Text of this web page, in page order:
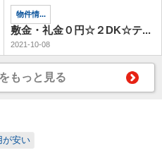
物件情...
敷金・礼金０円☆２DK☆テ...
2021-10-08
もっと見る
が安い